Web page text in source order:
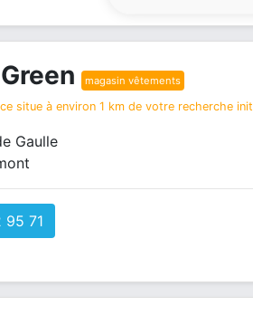
magasin vêtements
situe à environ 1 km de votre recherche
Gaulle
95 71